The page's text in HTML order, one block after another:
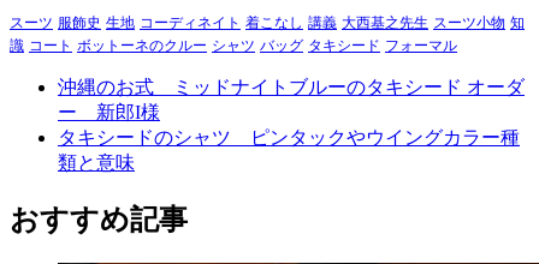
スーツ 服飾史 生地 コーディネイト 着こなし 講義 大西基之先生 スーツ小物 知
識 コート ボットーネのクルー シャツ バッグ タキシード フォーマル
沖縄のお式 ミッドナイトブルーのタキシード オーダ
ー 新郎I様
タキシードのシャツ ピンタックやウイングカラー種
類と意味
おすすめ記事